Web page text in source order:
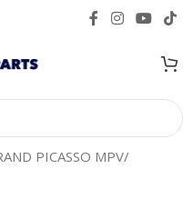
PICASSO MPV/